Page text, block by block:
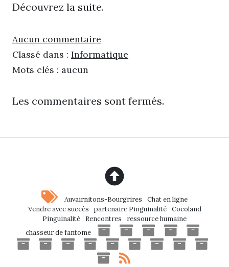
Découvrez la suite.
Aucun commentaire
Classé dans : Informatique
Mots clés : aucun
Les commentaires sont fermés.
Auvairnitons-Bourgrires
Chat en ligne
Vendre avec succès
partenaire Pinguinalité
Cocoland
Pinguinalité
Rencontres
ressource humaine
chasseur de fantome